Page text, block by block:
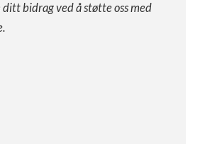
ditt bidrag ved å støtte oss med